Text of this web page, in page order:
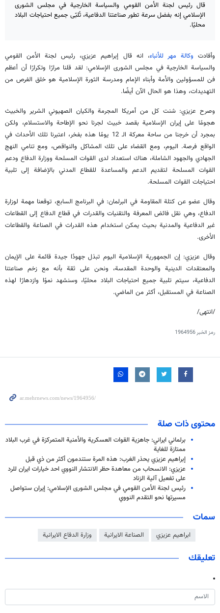
قال رئيس لجنة الأمن القومي والسياسة الخارجية في مجلس الشورى
الإسلامي إنه بفضل سرعة تطور صناعتنا الدفاعية، تُلبّى جميع احتياجات البلاد
محليًا.
وأفادت وكالة مهر للأنباء، انه قال إبراهيم عزيزي، رئيس لجنة الأمن القومي
والسياسة الخارجية في مجلس الشورى الإسلامي: لقد قلنا مرارًا وتكرارًا أن أعظم
فن للمسؤولين والأمة وأبناء الإمام ومدرسة الثورة الإسلامية هو خلق الفرص من
التهديدات، وهذا هو الحال الآن أيضًا.
وصرح عزيزي: شنت كل من أمريكا المجرمة والكيان الصهيوني الشرير والخبيث
هجومًا على إيران الإسلامية بقصد خبيث لجرنا نحو الإطاحة والاستسلام، ولكن
بمجرد أن خرجنا من ساحة معركة الـ 12 يومًا هذه بفخر، اعتبرنا تلك الأحداث في
الواقع فرصة. اليوم، ومع القضاء على تلك المشاكل والنواقص، ومع تنامي النهج
الجهادي والجهود الشاملة، هناك استعداد لدى القوات المسلحة ووزارة الدفاع ودعم
القوات المسلحة لتقديم الدعم والمساعدة للقطاع المدني بالإضافة إلى تلبية
احتياجات القوات المسلحة.
وقال عضو عن كتلة المقاومة في البرلمان: في البرنامج السابع، توقعنا مهمة لوزارة
الدفاع، وهي نقل فائض المعرفة والتقنيات والقدرات في قطاع الدفاع إلى القطاعات
غير الدفاعية والمدنية بحيث يمكن استخدام هذه القدرات في الصناعة والقطاعات
الأخرى.
وقال عزيزي: إن الجمهورية الإسلامية اليوم تبذل جهودًا جيدة قائمة على الإيمان
والمعتقدات الدينية والوحدة المقدسة، ونحن على ثقة بأنه مع زخم صناعتنا
الدفاعية، سيتم تلبية جميع احتياجات البلاد محليًا، وسنشهد نموًا وازدهارًا لهذه
الصناعة في المستقبل، أكثر من الماضي.
/انتهى/
رمز الخبر1964956
محتوى ذات صلة
برلماني ايراني: جاهزية القوات العسكرية والأمنية المتمركزة في غرب البلاد
ممتازة للغاية
إبراهيم عزيزي يحذر الغرب: هذه المرة ستندمون أكثر من ذي قبل
عزيزي: الانسحاب من معاهدة حظر الانتشار النووي احد خيارات ايران للرد
على تفعيل آلية الزناد
رئيس لجنة الأمن القومي في مجلس الشورى الإسلامي: إيران ستواصل
مسيرتها نحو التقدم النووي
سمات
ابراهيم عزيزي الصناعة الايرانية وزارة الدفاع الايرانية
تعليقك